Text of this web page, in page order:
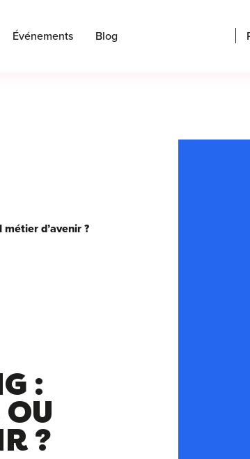
Événements Blog
d’avenir ?
:
?